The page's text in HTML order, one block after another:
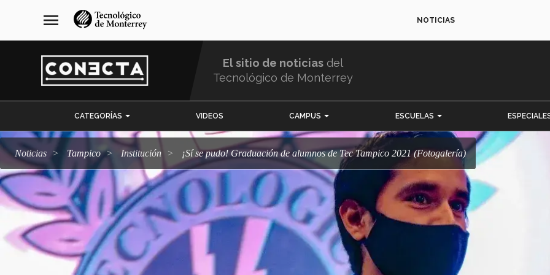
navegación
principal
menu NOTICIAS
El sitio de noticias del
Tecnológico de Monterrey
CATEGORÍAS VIDEOS CAMPUS ESCUELAS
Noticias Tampico Institución ¡Sí se pudo! Graduación de alumnos de Tec Tampico 2021 (Fotogalería)